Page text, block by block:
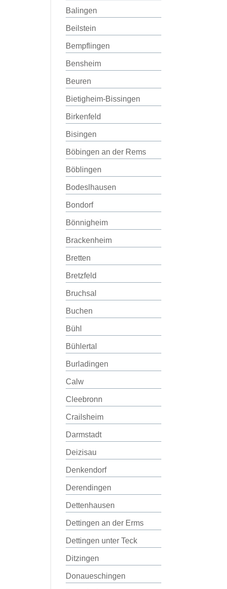
Balingen
Beilstein
Bempflingen
Bensheim
Beuren
Bietigheim-Bissingen
Birkenfeld
Bisingen
Böbingen an der Rems
Böblingen
Bodeslhausen
Bondorf
Bönnigheim
Brackenheim
Bretten
Bretzfeld
Bruchsal
Buchen
Bühl
Bühlertal
Burladingen
Calw
Cleebronn
Crailsheim
Darmstadt
Deizisau
Denkendorf
Derendingen
Dettenhausen
Dettingen an der Erms
Dettingen unter Teck
Ditzingen
Donaueschingen